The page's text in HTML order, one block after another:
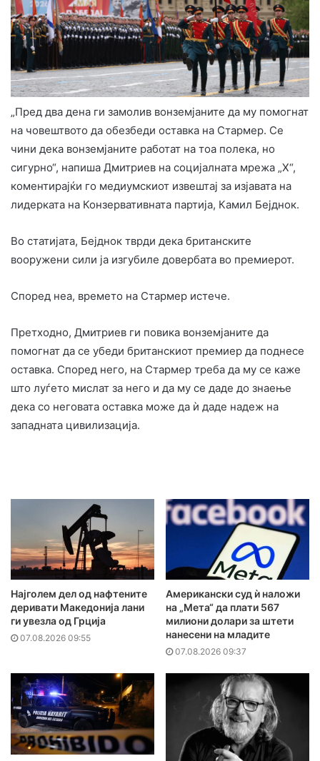
„Пред два дена ги замолив вонземјаните да му помогнат
на човештвото да обезбеди оставка на Стармер. Се
чини дека вонземјаните работат на тоа полека, но
сигурно“, напиша Дмитриев на социјалната мрежа „X“,
коментирајќи го медиумскиот извештај за изјавата на
лидерката на Конзервативната партија, Камил Бејднок.
Во статијата, Бејднок тврди дека британските
вооружени сили ја изгубиле довербата во премиерот.
Според неа, времето на Стармер истече.
Претходно, Дмитриев ги повика вонземјаните да
помогнат да се убеди британскиот премиер да поднесе
оставка. Според него, на Стармер треба да му се каже
што луѓето мислат за него и да му се даде до знаење
дека со неговата оставка може да ѝ даде надеж на
западната цивилизација.
Најголем дел од нафтените
деривати Македонија лани
ги увезла од Грција
07.08.2026 09:55
Американски суд ѝ наложи
на „Мета“ да плати 567
милиони долари за штети
нанесени на младите
07.08.2026 09:37